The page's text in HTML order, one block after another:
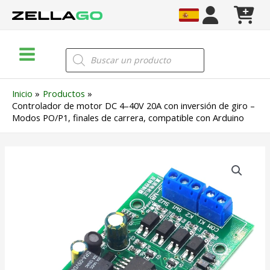
Menu
Búsqueda
de
productos
Inicio
Productos
Controlador de motor DC 4–40V 20A con inversión de giro –
Modos PO/P1, finales de carrera, compatible con Arduino